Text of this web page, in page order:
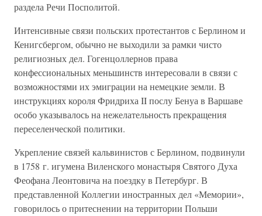
раздела Речи Посполитой.
Интенсивные связи польских протестантов с Берлином и
Кенигсбергом, обычно не выходили за рамки чисто
религиозных дел. Гогенцоллернов права
конфессиональных меньшинств интересовали в связи с
возможностями их эмиграции на немецкие земли. В
инструкциях короля Фридриха II послу Бенуа в Варшаве
особо указывалось на нежелательность прекращения
переселенческой политики.
Укрепление связей кальвинистов с Берлином, подвинули
в 1758 г. игумена Виленского монастыря Святого Духа
Феофана Леонтовича на поездку в Петербург. В
представленной Коллегии иностранных дел «Мемории»,
говорилось о притеснении на территории Польши